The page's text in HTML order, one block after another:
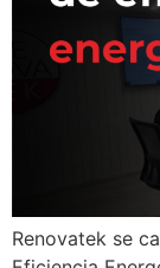
Renovatek se